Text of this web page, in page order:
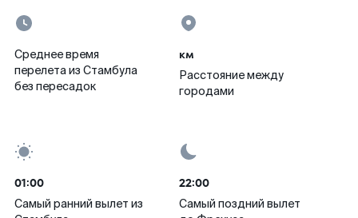
Среднее время
перелета из Стамбула
без пересадок
км
Расстояние между
городами
01:00
Самый ранний вылет из
22:00
Самый поздний вылет